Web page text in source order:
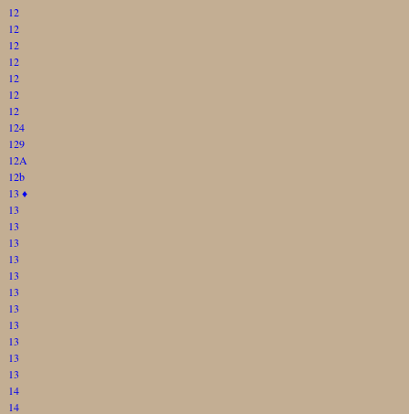
12
12
12
12
12
12
12
124
129
12A
12b
13 ♦
13
13
13
13
13
13
13
13
13
13
13
14
14